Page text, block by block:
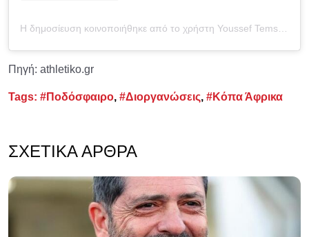
Πηγή: athletiko.gr
Tags: #Ποδόσφαιρο, #Διοργανώσεις, #Κόπα Άφρικα
ΣΧΕΤΙΚΆ ΆΡΘΡΑ